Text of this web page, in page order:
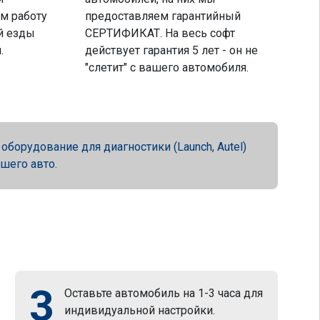
работу
езды
предоставляем гарантийный
СЕРТИФИКАТ. На весь софт
действует гарантия 5 лет - он не
"слетит" с вашего автомобиля.
для диагностики (Launch, Autel)
авто.
3
Оставьте автомобиль на 1-3 часа для
индивидуальной настройки.